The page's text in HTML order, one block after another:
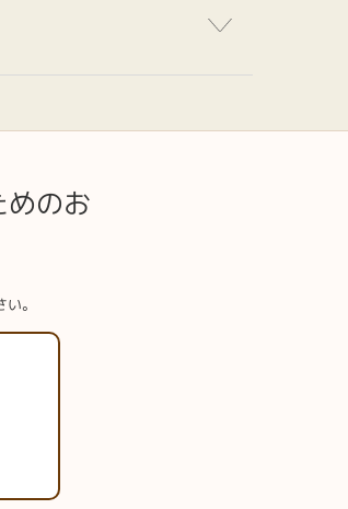
られたり、お友達と来店されたり
りますし、営業時間が過ぎてもご
のお
。